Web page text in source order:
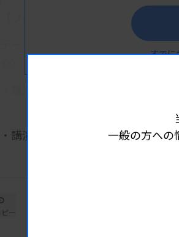
テーマ：今年もやります！部門員
・講演2：当院で経験した血液培
～微生物検査のピットフ
辻隆弘技師（庄原赤十字病院
詳
すでに
ー
一般の方への